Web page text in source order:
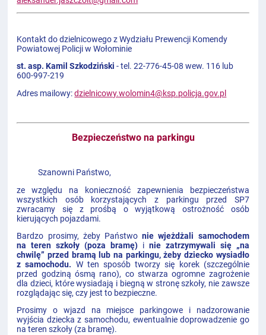
Kontakt do dzielnicowego z Wydziału Prewencji Komendy
Powiatowej Policji w Wołominie
st. asp. Kamil Szkodziński - tel. 22-776-45-08 wew. 116 lub
600-997-219
Adres mailowy:dzielnicowy.wolomin4@ksp.policja.gov.pl
Bezpieczeństwo na parkingu
Szanowni Państwo,
ze względu na konieczność zapewnienia bezpieczeństwa
wszystkich osób korzystających z parkingu przed SP7
zwracamy się z prośbą o wyjątkową ostrożność osób
kierujących pojazdami.
Bardzo prosimy, żeby Państwonie wjeżdżali samochodem
na teren szkoły (poza bramę) i nie zatrzymywali się „na
chwilę” przed bramą lub na parkingu, żeby dziecko wysiadło
z samochodu. W ten sposób tworzy się korek (szczególnie
przed godziną ósmą rano), co stwarza ogromne zagrożenie
dla dzieci, które wysiadają i biegną w stronę szkoły, nie zawsze
rozglądając się, czy jest to bezpieczne.
Prosimy o wjazd na miejsce parkingowe i nadzorowanie
wyjścia dziecka z samochodu, ewentualnie doprowadzenie go
na teren szkoły (za bramę).